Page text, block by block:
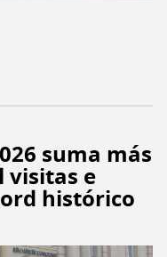
suma más
visitas e
histórico